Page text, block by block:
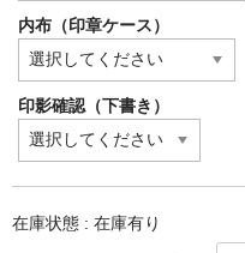
内布（印章ケース）
印影確認（下書き）
在庫状態 : 在庫有り